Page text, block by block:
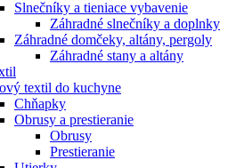
Slnečníky a tieniace vybavenie
Záhradné slnečníky a doplnky
Záhradné domčeky, altány, pergoly
Záhradné stany a altány
textil do kuchyne
Chňapky
Obrusy a prestieranie
Obrusy
Prestieranie